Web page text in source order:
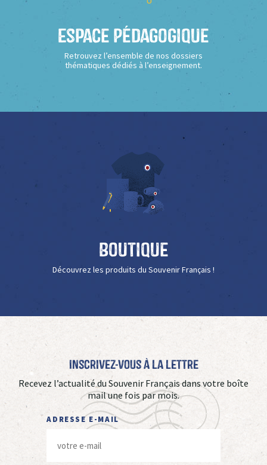
Espace Pédagogique
Retrouvez l’ensemble de nos dossiers
thématiques dédiés à l’enseignement.
Boutique
Découvrez les produits du Souvenir Français !
Inscrivez-vous à La Lettre
Recevez l’actualité du Souvenir Français dans votre boîte
mail une fois par mois.
ADRESSE E-MAIL